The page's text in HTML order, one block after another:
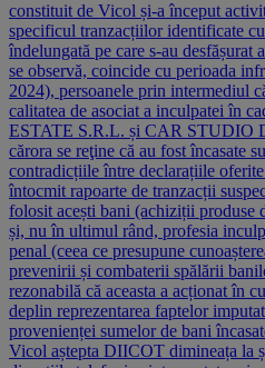
constituit de Vicol și-a început
specificul tranzacțiilor identificate
îndelungată pe care s-au desfășurat
se observă, coincide cu perioada
2024), persoanele prin intermediul
calitatea de asociat a inculpatei în
ESTATE S.R.L. și CAR STUDIO
cărora se reţine că au fost încasate
contradicțiile între declarațiile
întocmit rapoarte de tranzacții
folosit acești bani (achiziții produse
și, nu în ultimul rând, profesia
penal (ceea ce presupune
prevenirii și combaterii spălării
rezonabilă că aceasta a acționat în
deplin reprezentarea faptelor
provenienței sumelor de bani
Vicol aștepta DIICOT dimineața la